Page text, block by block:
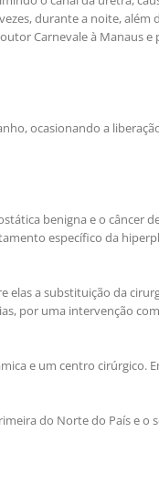
durante a noite, além
Carnevale à Manaus e
ocasionando a
benigna e o câncer
específico da
elas a substituição da
por uma intervenção
e um centro cirúrgico.
do Norte do País e o